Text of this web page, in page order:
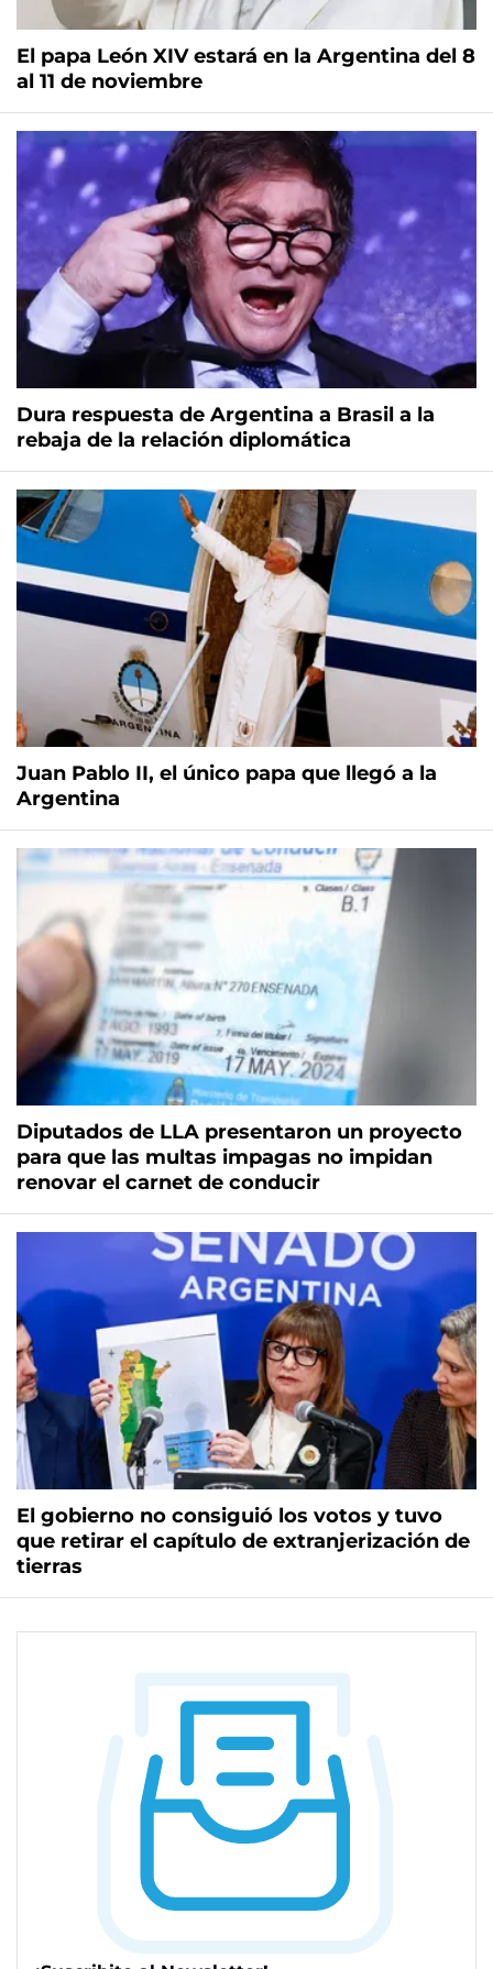
El papa León XIV estará en la Argentina del 8
al 11 de noviembre
Dura respuesta de Argentina a Brasil a la
rebaja de la relación diplomática
Juan Pablo II, el único papa que llegó a la
Argentina
Diputados de LLA presentaron un proyecto
para que las multas impagas no impidan
renovar el carnet de conducir
El gobierno no consiguió los votos y tuvo
que retirar el capítulo de extranjerización de
tierras